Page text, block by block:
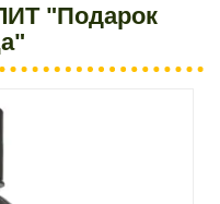
"Подарок